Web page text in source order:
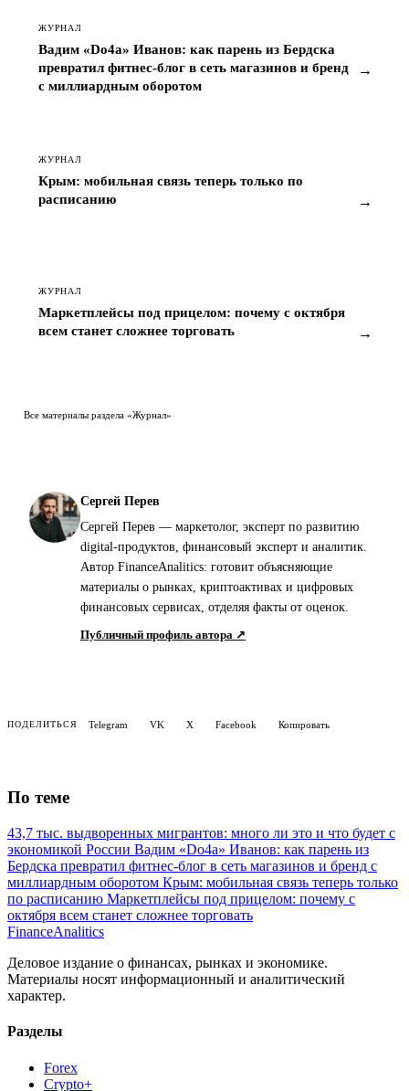
ЖУРНАЛ
Вадим «Do4a» Иванов: как парень из Бердска
превратил фитнес-блог в сеть магазинов и бренд
с миллиардным оборотом
→
ЖУРНАЛ
Крым: мобильная связь теперь только по
расписанию
→
ЖУРНАЛ
Маркетплейсы под прицелом: почему с октября
всем станет сложнее торговать
→
Все материалы раздела «Журнал»
Сергей Перев
Сергей Перев — маркетолог, эксперт по развитию
digital-продуктов, финансовый эксперт и аналитик.
Автор FinanceAnalitics: готовит объясняющие
материалы о рынках, криптоактивах и цифровых
финансовых сервисах, отделяя факты от оценок.
Публичный профиль автора ↗
ПОДЕЛИТЬСЯ Telegram VK X Facebook Копировать
По теме
43,7 тыс. выдворенных мигрантов: много ли это и что будет с
экономикой России Вадим «Do4a» Иванов: как парень из
Бердска превратил фитнес-блог в сеть магазинов и бренд с
миллиардным оборотом Крым: мобильная связь теперь только
по расписанию Маркетплейсы под прицелом: почему с
октября всем станет сложнее торговать
FinanceAnalitics
Деловое издание о финансах, рынках и экономике.
Материалы носят информационный и аналитический
характер.
Разделы
Forex
Crypto+